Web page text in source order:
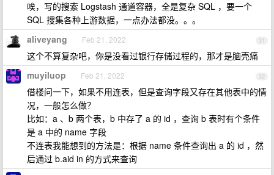
唉，写的搜索 Logstash 通道容器，全是复杂 SQL ，要一个
SQL 搜集各种上游数据，一点办法都没。。。
31
aliveyang Feb 21, 2022
这个不算复杂吧，你是没看过银行存储过程的，那才是脑壳痛
32
muyiluop Feb 21, 2022
借楼问一下，如果不用连表，但是查询字段又存在其他表中的情
况，一般怎么做？
比如：a 、b 两个表，b 中存了 a 的 id ，查询 b 表时有个条件
是 a 中的 name 字段
不连表我能想到的方法是：根据 name 条件查询出 a 的 id ，然
后通过 b.aid in 的方式来查询